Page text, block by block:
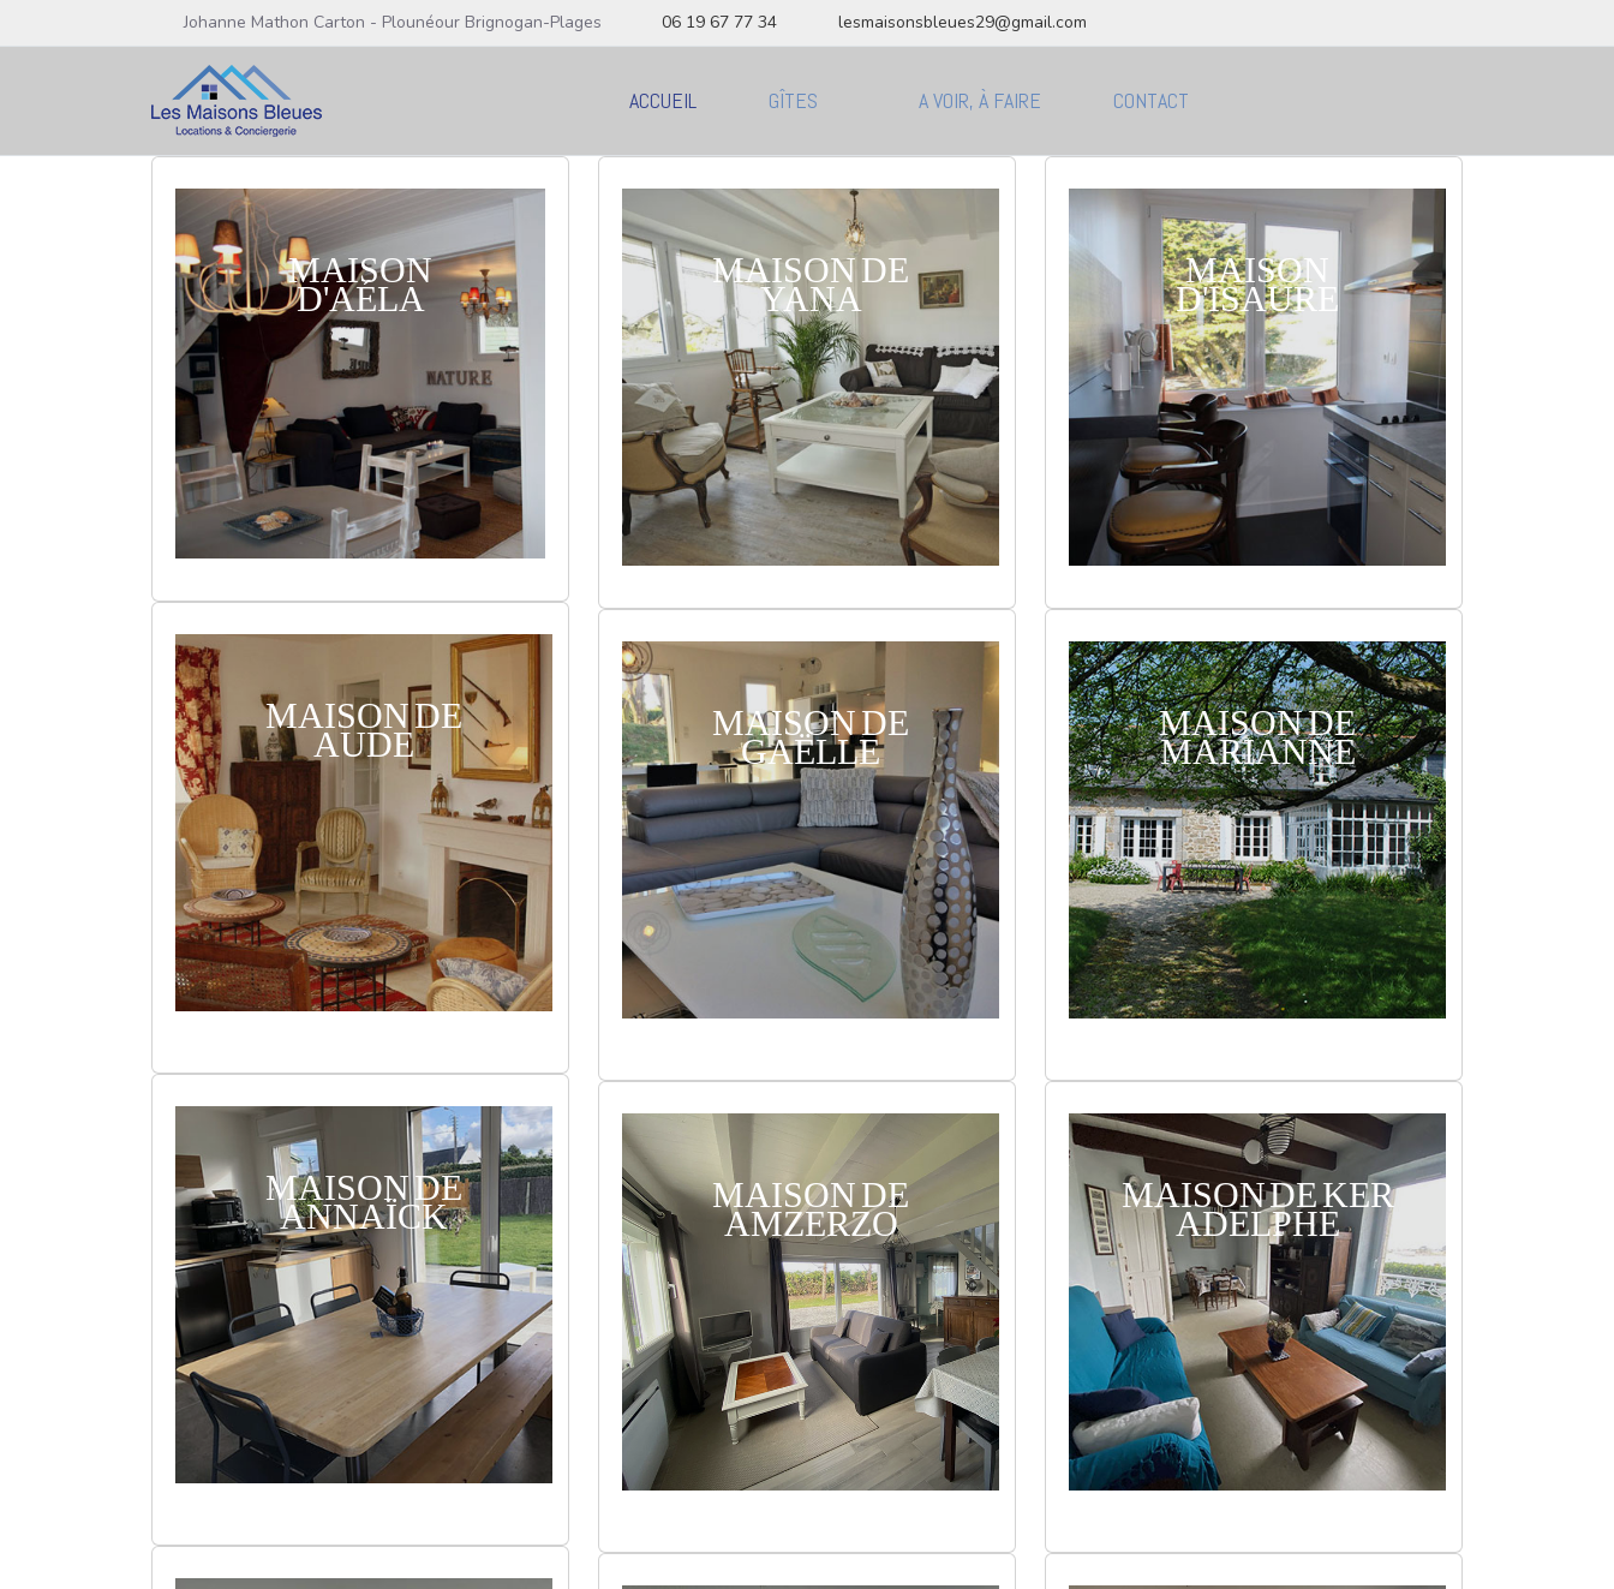
Johanne Mathon Carton - Plounéour Brignogan-Plages 06 19 67 77 34 lesmaisonsbleues29@gmail.com
ACCUEIL GÎTES A VOIR, À FAIRE CONTACT
MAISON
D'AÉLA
MAISON DE
AUDE
MAISON DE
ANNAÏCK
MAISON DE
YANA
MAISON DE
GAËLLE
MAISON DE
AMZERZO
MAISON
D'ISAURE
MAISON DE
MARIANNE
MAISON DE KER
ADELPHE